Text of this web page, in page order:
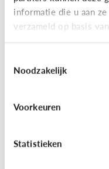
informatie die u aan
verzameld op basis
Noodzakelijk
Voorkeuren
Statistieken
Lezen
Voorlezen aan